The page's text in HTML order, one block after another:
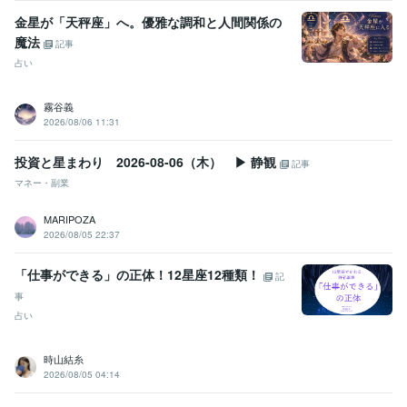
金星が「天秤座」へ。優雅な調和と人間関係の
魔法
記事
占い
霧谷義
2026/08/06 11:31
投資と星まわり 2026-08-06（木） ▶ 静観
記事
マネー・副業
MARIPOZA
2026/08/05 22:37
「仕事ができる」の正体！12星座12種類！
記
事
占い
時山結糸
2026/08/05 04:14